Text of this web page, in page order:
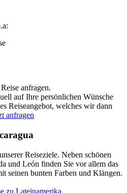
anfragen.
auf Ihre persönlichen Wünsche
Reiseangebot, welches wir dann
anfragen
Reiseziele. Neben schönen
und León finden Sie vor allem das
seinen bunten Farben und Klängen.